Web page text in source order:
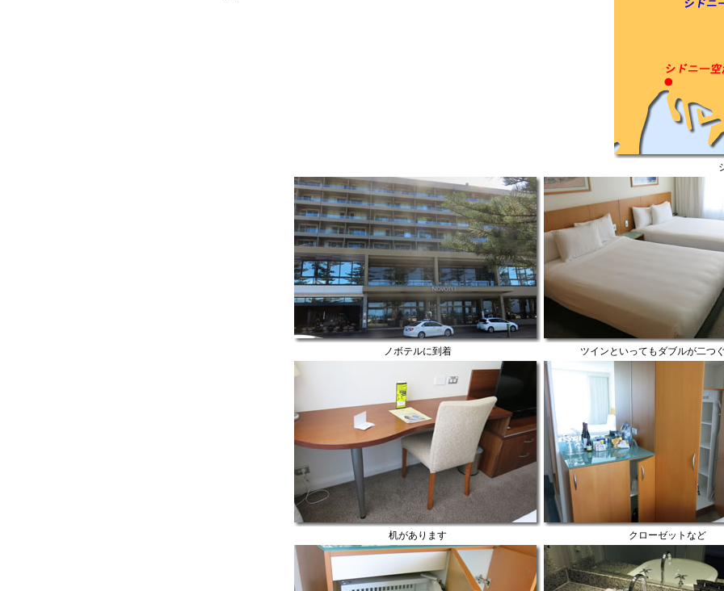
ノボテルに到着 ツインといってもダブルが二つ
机があります クローゼットなど